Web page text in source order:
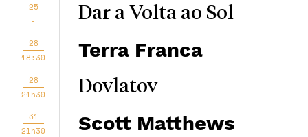
25
-
Dar a Volta ao Sol
28
18:30
Terra Franca
28
21h30
Dovlatov
31
21h30
Scott Matthews